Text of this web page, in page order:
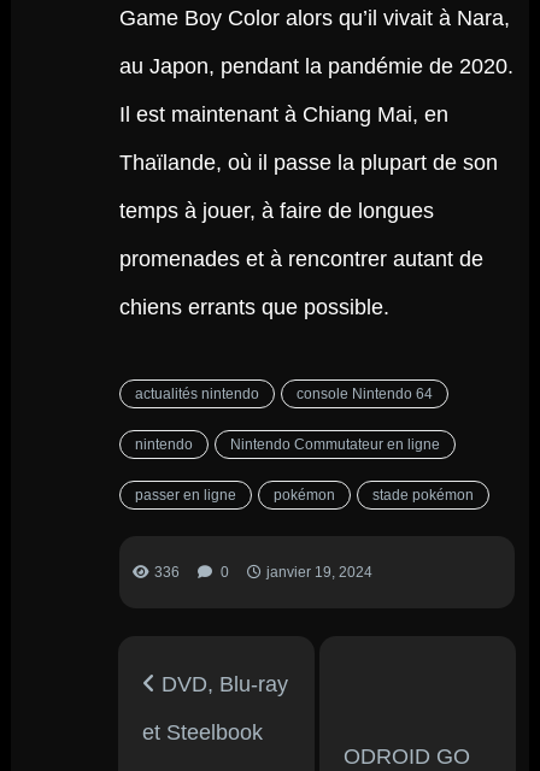
Game Boy Color alors qu’il vivait à Nara,
au Japon, pendant la pandémie de 2020.
Il est maintenant à Chiang Mai, en
Thaïlande, où il passe la plupart de son
temps à jouer, à faire de longues
promenades et à rencontrer autant de
chiens errants que possible.
actualités nintendo console Nintendo 64
nintendo Nintendo Commutateur en ligne
passer en ligne pokémon stade pokémon
336 0 janvier 19, 2024
DVD, Blu-ray
et Steelbook
ODROID GO